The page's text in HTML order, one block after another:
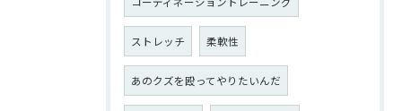
ストレッチ 柔軟性
あのクズを殴ってやりたいんだ